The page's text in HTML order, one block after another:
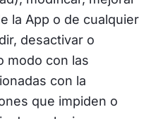
la App o de cualquier
desactivar o
modo con las
con la
que impiden o